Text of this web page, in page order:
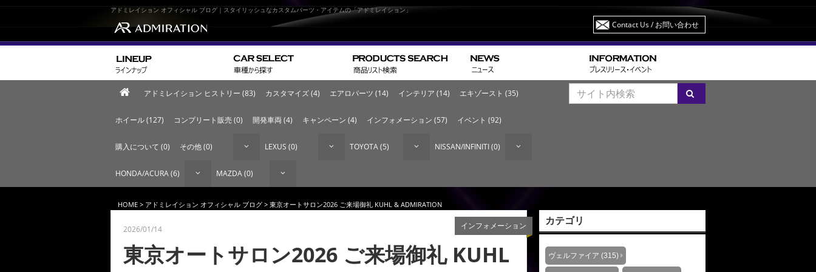
アドミレイション オフィシャル ブログ｜スタイリッシュなカスタムパーツ・アイテムの「アドミレイション」
Contact Us/ お問い合わせ
アドミレイション ヒストリー (83) カスタマイズ (4) エアロパーツ (14) インテリア (14) エキゾースト (35)
ホイール (127) コンプリート販売 (0) 開発車両 (4) キャンペーン (4) インフォメーション (57) イベント (92)
購入について (0) その他 (0) LEXUS (0) TOYOTA (5) NISSAN/INFINITI (0)
HONDA/ACURA (6) MAZDA (0)
HOME > アドミレイション オフィシャル ブログ > 東京オートサロン2026 ご来場御礼 KUHL & ADMIRATION
インフォメーション
2026/01/14
東京オートサロン2026 ご来場御礼 KUHL
カテゴリ
ヴェルファイア (315)